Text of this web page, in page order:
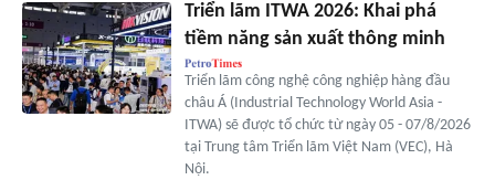
Triển lãm ITWA 2026: Khai phá
tiềm năng sản xuất thông minh
Triển lãm công nghệ công nghiệp hàng đầu
châu Á (Industrial Technology World Asia -
ITWA) sẽ được tổ chức từ ngày 05 - 07/8/2026
tại Trung tâm Triển lãm Việt Nam (VEC), Hà
Nội.